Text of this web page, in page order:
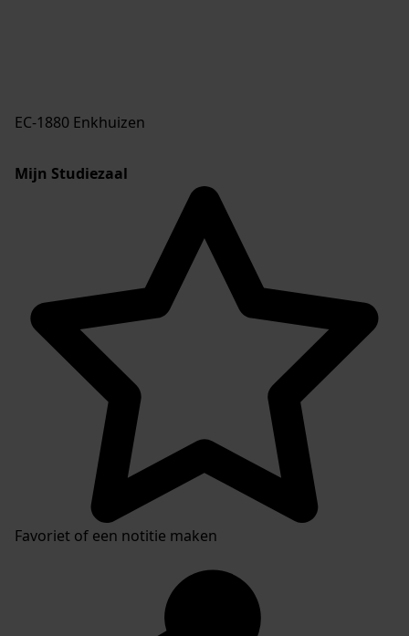
EC-1880 Enkhuizen
Mijn Studiezaal
Favoriet of een notitie maken